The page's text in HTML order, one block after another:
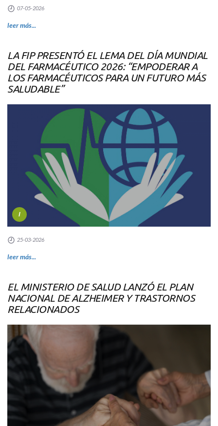
07-05-2026
leer más...
LA FIP PRESENTÓ EL LEMA DEL DÍA MUNDIAL
DEL FARMACÉUTICO 2026: “EMPODERAR A
LOS FARMACÉUTICOS PARA UN FUTURO MÁS
SALUDABLE”
I
25-03-2026
leer más...
EL MINISTERIO DE SALUD LANZÓ EL PLAN
NACIONAL DE ALZHEIMER Y TRASTORNOS
RELACIONADOS